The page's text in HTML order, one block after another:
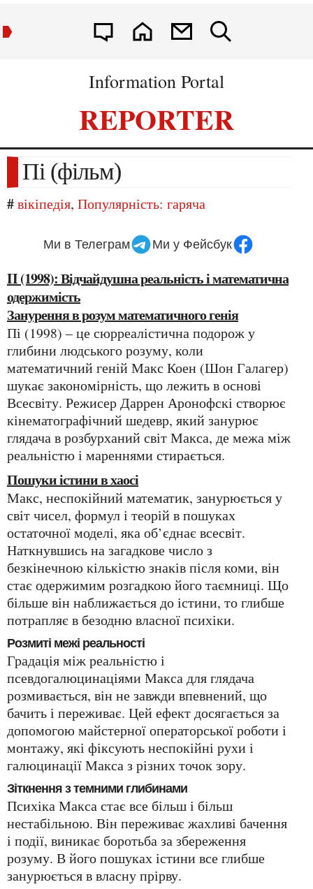
Information Portal
REPORTER
Пі (фільм)
#вікіпедія, Популярність: гаряча
Ми в Телеграм Ми у Фейсбук
π (1998): Відчайдушна реальність і математична
одержимість
Занурення в розум математичного генія
Пі (1998) – це сюрреалістична подорож у
глибини людського розуму, коли
математичний геній Макс Коен (Шон Галагер)
шукає закономірність, що лежить в основі
Всесвіту. Режисер Даррен Аронофскі створює
кінематографічний шедевр, який занурює
глядача в розбурханий світ Макса, де межа між
реальністю і мареннями стирається.
Пошуки істини в хаосі
Макс, неспокійний математик, занурюється у
світ чисел, формул і теорій в пошуках
остаточної моделі, яка об’єднає всесвіт.
Наткнувшись на загадкове число з
безкінечною кількістю знаків після коми, він
стає одержимим розгадкою його таємниці. Що
більше він наближається до істини, то глибше
потрапляє в безодню власної психіки.
Розмиті межі реальності
Градація між реальністю і
псевдогалюцинаціями Макса для глядача
розмивається, він не завжди впевнений, що
бачить і переживає. Цей ефект досягається за
допомогою майстерної операторської роботи і
монтажу, які фіксують неспокійні рухи і
галюцинації Макса з різних точок зору.
Зіткнення з темними глибинами
Психіка Макса стає все більш і більш
нестабільною. Він переживає жахливі бачення
і події, виникає боротьба за збереження
розуму. В його пошуках істини все глибше
занурюється в власну прірву.